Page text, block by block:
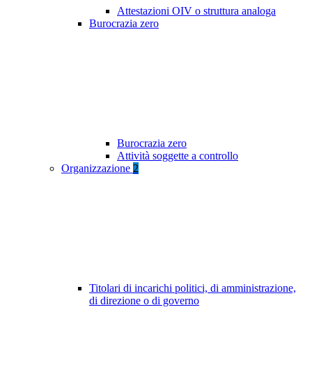
Attestazioni OIV o struttura analoga
Burocrazia zero
Burocrazia zero
Attività soggette a controllo
Organizzazione 2
Titolari di incarichi politici, di amministrazione,
di direzione o di governo